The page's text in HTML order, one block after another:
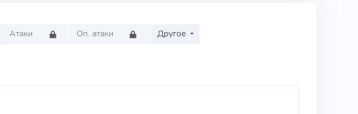
Атаки Оп. атаки Другое